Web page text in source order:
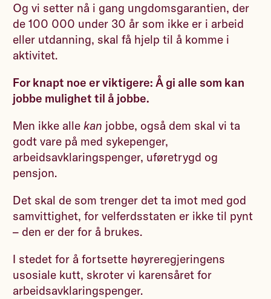
Og vi setter nå i gang ungdomsgarantien, der
de 100 000 under 30 år som ikke er i arbeid
eller utdanning, skal få hjelp til å komme i
aktivitet.
For knapt noe er viktigere: Å gi alle som kan
jobbe mulighet til å jobbe.
Men ikke alle kan jobbe, også dem skal vi ta
godt vare på med sykepenger,
arbeidsavklaringspenger, uføretrygd og
pensjon.
Det skal de som trenger det ta imot med god
samvittighet, for velferdsstaten er ikke til pynt
– den er der for å brukes.
I stedet for å fortsette høyreregjeringens
usosiale kutt, skroter vi karensåret for
arbeidsavklaringspenger.